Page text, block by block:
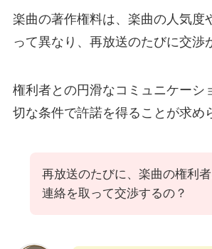
楽曲の著作権料は、楽曲の人気度
って異なり、再放送のたびに交渉
権利者との円滑なコミュニケーシ
切な条件で許諾を得ることが求め
再放送のたびに、楽曲の権利
連絡を取って交渉するの？